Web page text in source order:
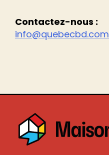
Contactez-nous :
info@quebecbd.com